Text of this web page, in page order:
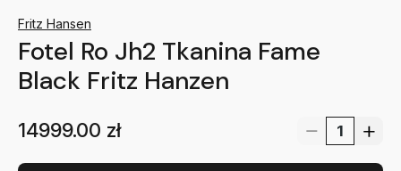
Fritz Hansen
Fotel Ro Jh2 Tkanina Fame
Black Fritz Hanzen
14999.00 zł